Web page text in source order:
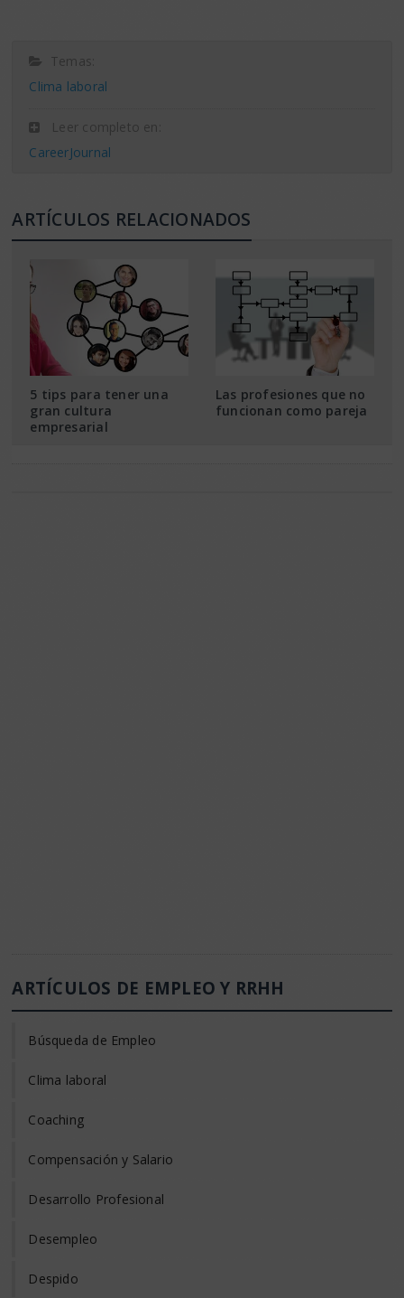
Temas:
Clima laboral
Leer completo en:
CareerJournal
ARTÍCULOS RELACIONADOS
5 tips para tener una
gran cultura
empresarial
Las profesiones que no
funcionan como pareja
ARTÍCULOS DE EMPLEO Y RRHH
Búsqueda de Empleo
Clima laboral
Coaching
Compensación y Salario
Desarrollo Profesional
Desempleo
Despido